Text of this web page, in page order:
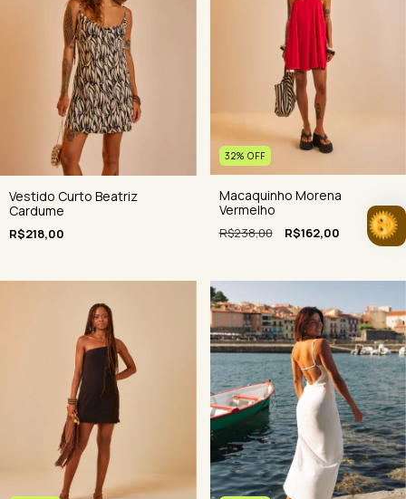
Vestido Curto Beatriz
Cardume
R$218,00
32% OFF
Macaquinho Morena
Vermelho
R$238,00 R$162,00